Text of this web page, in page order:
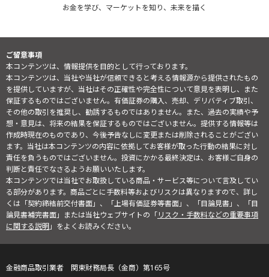
お金を学び、マーケットを知り、未来を描く
ご留意事項
本コンテンツは、情報提供を目的として行っております。
本コンテンツは、当社や当社が信頼できると考える情報源から提供されたもの
を提供していますが、当社はその正確性や完全性について意見を表明し、また
保証するものではございません。有価証券の購入、売却、デリバティブ取引、
その他の取引を推奨し、勧誘するものではありません。また、過去の実績や予
想・意見は、将来の結果を保証するものではございません。提供する情報等は
作成時現在のものであり、今後予告なしに変更または削除されることがござい
ます。当社は本コンテンツの内容に依拠してお客様が取った行動の結果に対し
責任を負うものではございません。投資にかかる最終決定は、お客様ご自身の
判断と責任でなさるようお願いいたします。
本コンテンツでは当社でお取扱している商品・サービス等について言及してい
る部分があります。商品ごとに手数料等およびリスクは異なりますので、詳し
くは「契約締結前交付書面」、「上場有価証券等書面」、「目論見書」、「目
論見書補完書面」または当社ウェブサイトの「リスク・手数料などの重要事項
に関する説明」をよくお読みください。
金融商品取引業者 関東財務局長（金商）第165号